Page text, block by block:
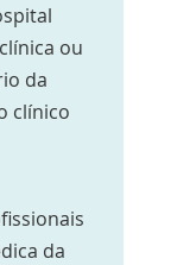
ou
da
clínico
da